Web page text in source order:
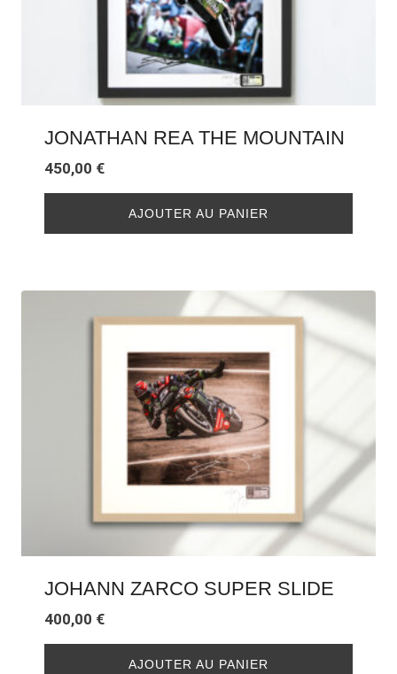
JONATHAN REA THE MOUNTAIN
450,00 €
AJOUTER AU PANIER
JOHANN ZARCO SUPER SLIDE
400,00 €
AJOUTER AU PANIER